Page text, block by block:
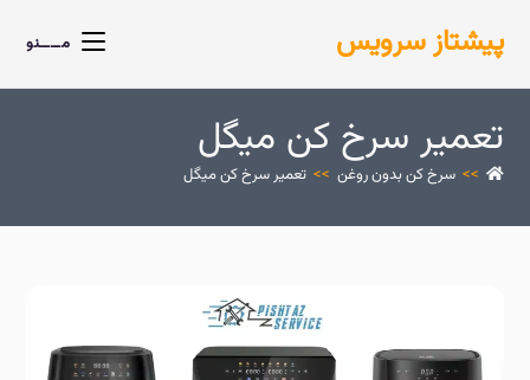
پیشتاز سرویس مــــنو
تعمیر سرخ کن میگل
>> سرخ کن بدون روغن >> تعمیر سرخ کن میگل